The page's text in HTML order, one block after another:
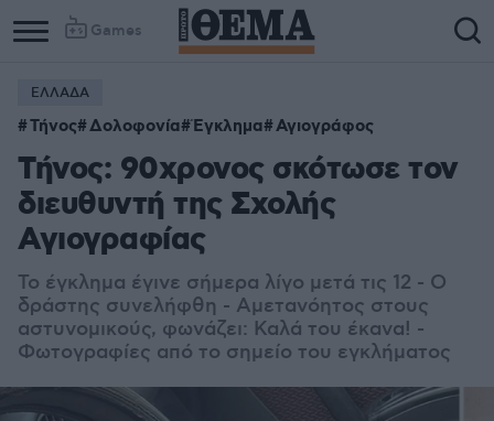
Games
ΕΛΛΑΔΑ
Τήνος Δολοφονία Έγκλημα Αγιογράφος
Τήνος: 90χρονος σκότωσε τον
διευθυντή της Σχολής
Αγιογραφίας
Το έγκλημα έγινε σήμερα λίγο μετά τις 12 - Ο
δράστης συνελήφθη - Αμετανόητος στους
αστυνομικούς, φωνάζει: Καλά του έκανα! -
Φωτογραφίες από το σημείο του εγκλήματος